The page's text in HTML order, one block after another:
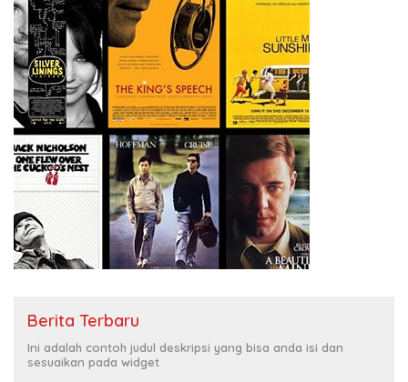
Berita Terbaru
Ini adalah contoh judul deskripsi yang bisa anda isi dan
sesuaikan pada widget